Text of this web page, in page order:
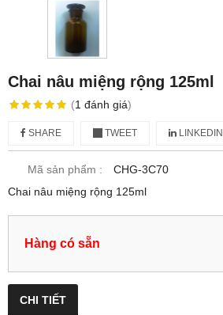
Chai nâu miệng rộng 125ml
(1 đánh giá)
SHARE TWEET LINKEDIN
Mã sản phẩm :
CHG-3C70
Chai nâu miệng rộng 125ml
Hàng có sẵn
CHI TIẾT